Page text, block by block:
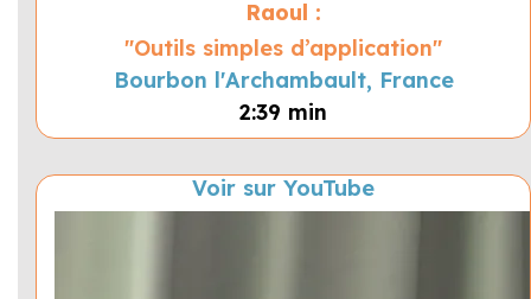
Raoul :
"Outils simples d’application"
Bourbon l'Archambault, France
2:39 min
Voir sur YouTube